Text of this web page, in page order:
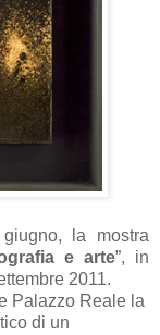
la mostra
e arte”, in
2011.
Palazzo Reale la
di un